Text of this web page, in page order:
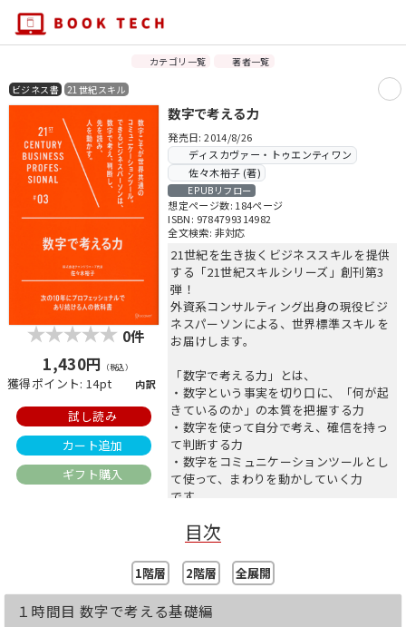
カテゴリ一覧 著者一覧
ビジネス書 21世紀スキル
0件
1,430円 （税込）
獲得ポイント: 14pt 内訳
試し読み
カート追加
ギフト購入
数字で考える力
発売日: 2014/8/26
ディスカヴァー・トゥエンティワン
佐々木裕子 (著)
EPUBリフロー
想定ページ数: 184ページ
ISBN: 9784799314982
全文検索: 非対応
21世紀を生き抜くビジネススキルを提供
する「21世紀スキルシリーズ」創刊第3
弾！
外資系コンサルティング出身の現役ビジ
ネスパーソンによる、世界標準スキルを
お届けします。
「数字で考える力」とは、
・数字という事実を切り口に、「何が起
きているのか」の本質を把握する力
・数字を使って自分で考え、確信を持っ
て判断する力
・数字をコミュニケーションツールとし
て使って、まわりを動かしていく力
です。
本書では、このスキルを授業形式で演習
を交えながら紹介していきます。
1時間目 数字で考える 基礎編
2時間目 数字で考える 実践編
3時間目 数字やグラフを図にする
4時間目 事業を数字で理解する
目次
1階層 2階層 全展開
１時間目 数字で考える基礎編